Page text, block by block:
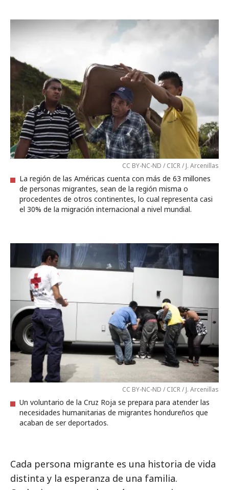
CC BY-NC-ND / CICR / J. Arcenillas
La región de las Américas cuenta con más de 63 millones
de personas migrantes, sean de la región misma o
procedentes de otros continentes, lo cual representa casi
el 30% de la migración internacional a nivel mundial.
CC BY-NC-ND / CICR / J. Arcenillas
Un voluntario de la Cruz Roja se prepara para atender las
necesidades humanitarias de migrantes hondureños que
acaban de ser deportados.
Cada persona migrante es una historia de vida
distinta y la esperanza de una familia.